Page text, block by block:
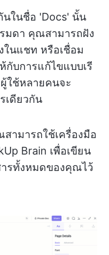
นในชื่อ 'Docs' นั้น
มดา คุณสามารถฝัง
ในแชท หรือเชื่อม
กับการแก้ไขแบบเรี
ใช้หลายคนจะ
เดียวกัน
ามารถใช้เครื่องมือ
Brain เพื่อเขียน
ารทั้งหมดของคุณไว้